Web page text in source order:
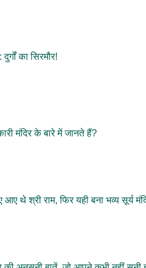
का सिरमौर!
मंदिर के बारे में जानते हैं?
थे श्री राम, फिर यही बना भव्य सूर्य